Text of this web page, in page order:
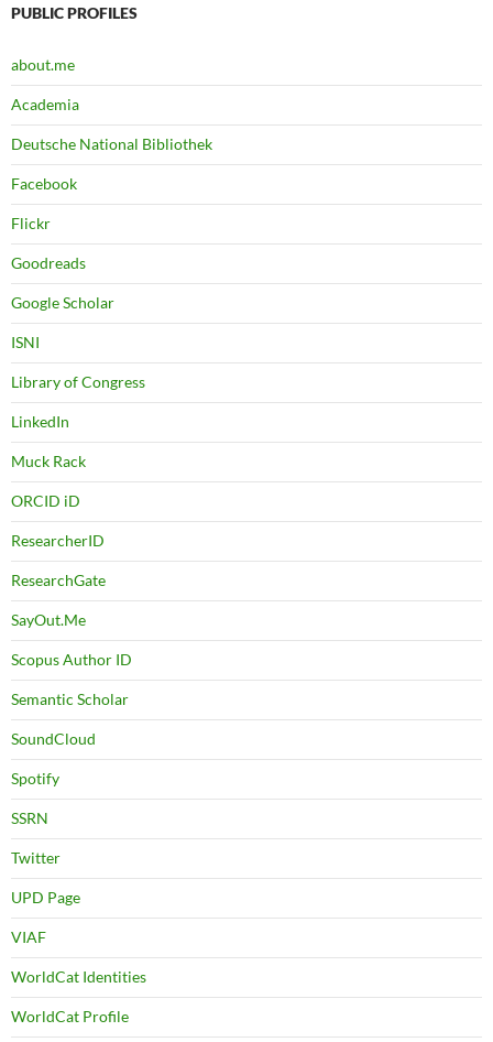
PUBLIC PROFILES
about.me
Academia
Deutsche National Bibliothek
Facebook
Flickr
Goodreads
Google Scholar
ISNI
Library of Congress
LinkedIn
Muck Rack
ORCID iD
ResearcherID
ResearchGate
SayOut.Me
Scopus Author ID
Semantic Scholar
SoundCloud
Spotify
SSRN
Twitter
UPD Page
VIAF
WorldCat Identities
WorldCat Profile